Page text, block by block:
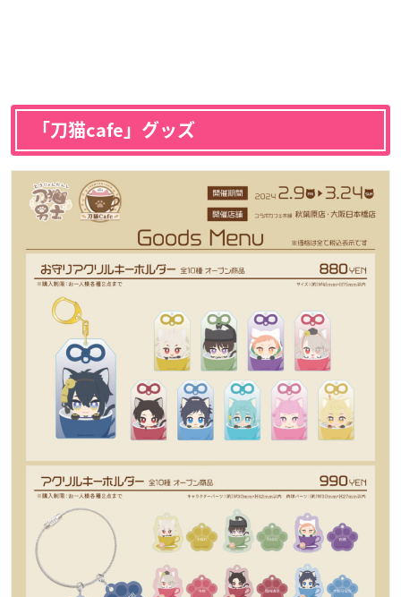
「刀猫cafe」グッズ